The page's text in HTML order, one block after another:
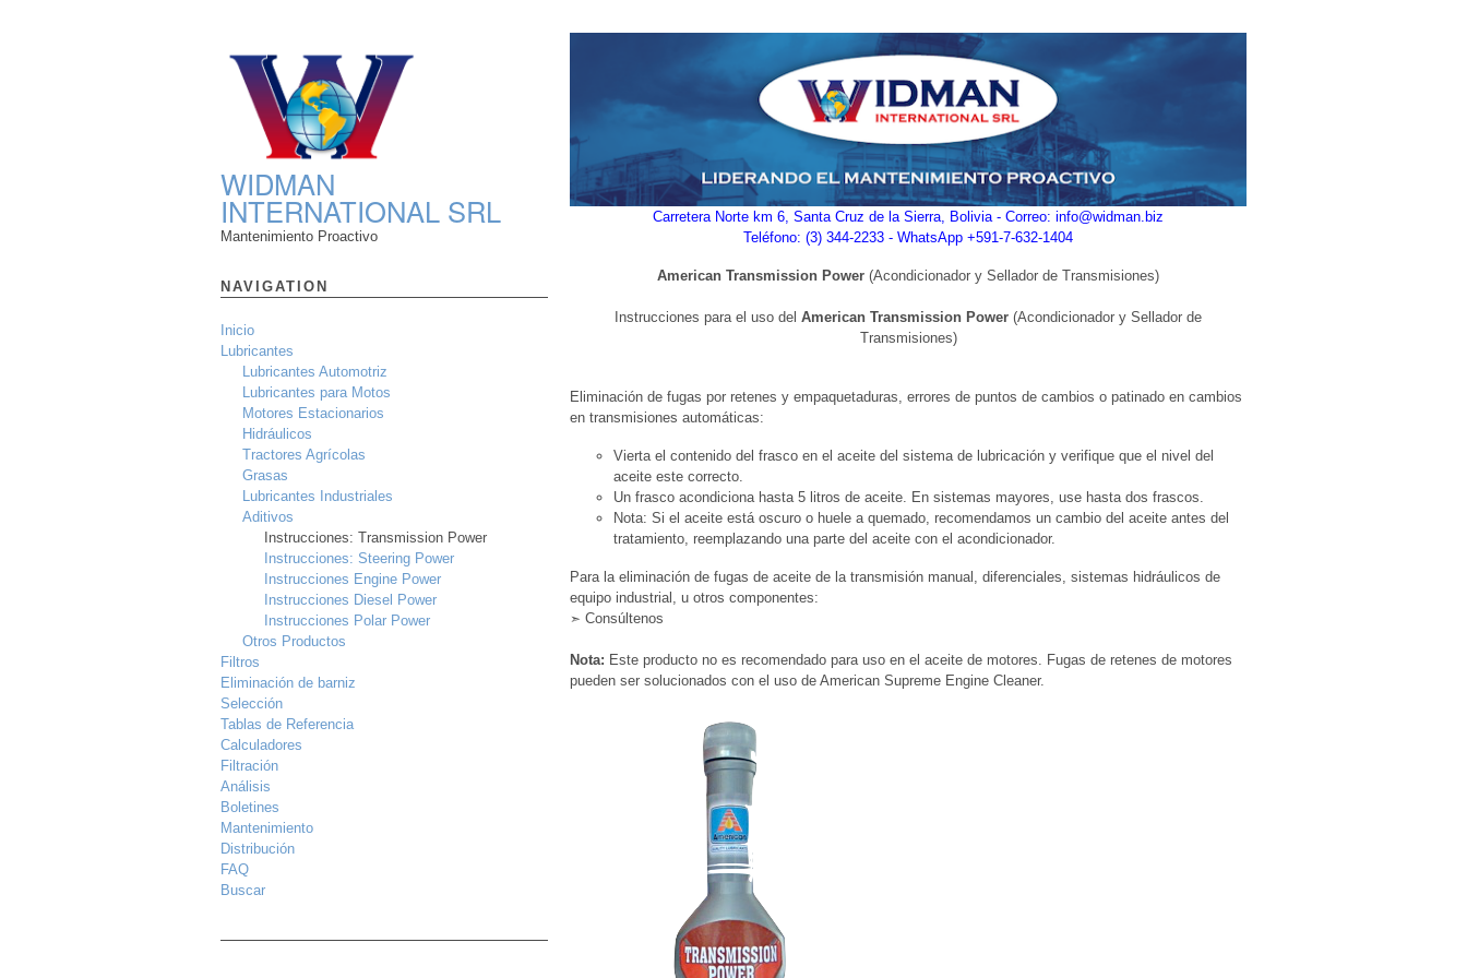
WIDMAN
INTERNATIONAL SRL
Mantenimiento Proactivo
NAVIGATION
Inicio
Lubricantes
Lubricantes Automotriz
Lubricantes para Motos
Motores Estacionarios
Hidráulicos
Tractores Agrícolas
Grasas
Lubricantes Industriales
Aditivos
Instrucciones: Transmission Power
Instrucciones: Steering Power
Instrucciones Engine Power
Instrucciones Diesel Power
Instrucciones Polar Power
Otros Productos
Filtros
Eliminación de barniz
Selección
Tablas de Referencia
Calculadores
Filtración
Análisis
Boletines
Mantenimiento
Distribución
FAQ
Buscar
Carretera Norte km 6, Santa Cruz de la Sierra, Bolivia - Correo: info@widman.biz
Teléfono: (3) 344-2233 - WhatsApp +591-7-632-1404
American Transmission Power (Acondicionador y Sellador de Transmisiones)
Instrucciones para el uso del American Transmission Power (Acondicionador y Sellador de
Transmisiones)
Eliminación de fugas por retenes y empaquetaduras, errores de puntos de cambios o patinado en cambios
en transmisiones automáticas:
Vierta el contenido del frasco en el aceite del sistema de lubricación y verifique que el nivel del
aceite este correcto.
Un frasco acondiciona hasta 5 litros de aceite. En sistemas mayores, use hasta dos frascos.
Nota: Si el aceite está oscuro o huele a quemado, recomendamos un cambio del aceite antes del
tratamiento, reemplazando una parte del aceite con el acondicionador.
Para la eliminación de fugas de aceite de la transmisión manual, diferenciales, sistemas hidráulicos de
equipo industrial, u otros componentes:
➣ Consúltenos
Nota: Este producto no es recomendado para uso en el aceite de motores. Fugas de retenes de motores
pueden ser solucionados con el uso de American Supreme Engine Cleaner.